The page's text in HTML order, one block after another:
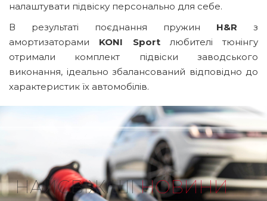
налаштувати підвіску персонально для себе.
В результаті поєднання пружин H&R з
амортизаторами KONI Sportлюбителі тюнінгу
отримали комплект підвіски заводського
виконання, ідеально збалансований відповідно до
характеристик їх автомобілів.
НАЙСВІЖІШІНОВИНИ